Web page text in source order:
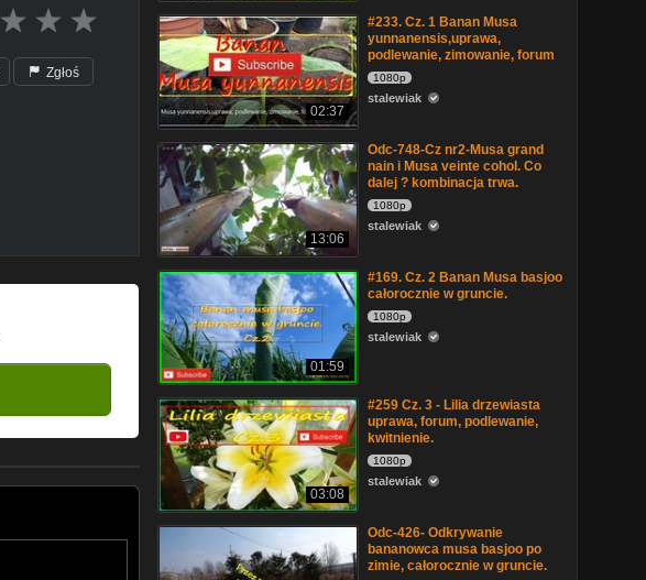
Zgłoś
02:37
#233. Cz. 1 Banan Musa
yunnanensis,uprawa,
podlewanie, zimowanie, forum
1080p
stalewiak
13:06
Odc-748-Cz nr2-Musa grand
nain i Musa veinte cohol. Co
dalej ? kombinacja trwa.
1080p
stalewiak
01:59
#169. Cz. 2 Banan Musa basjoo
całorocznie w gruncie.
1080p
stalewiak
03:08
#259 Cz. 3 - Lilia drzewiasta
uprawa, forum, podlewanie,
kwitnienie.
1080p
stalewiak
Odc-426- Odkrywanie
bananowca musa basjoo po
zimie, całorocznie w gruncie.